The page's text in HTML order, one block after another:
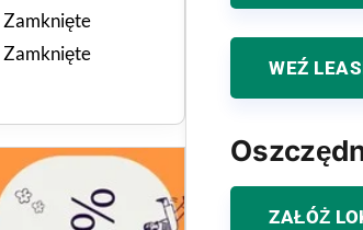
Zamknięte
Zamknięte
WEŹ
ZAŁÓŻ